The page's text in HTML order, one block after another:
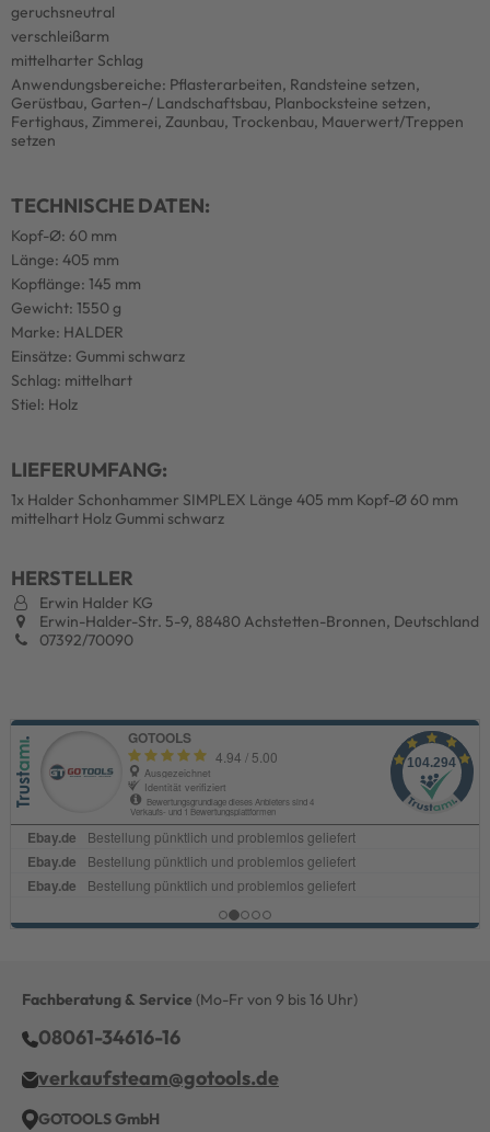
geruchsneutral
verschleißarm
mittelharter Schlag
Anwendungsbereiche: Pflasterarbeiten, Randsteine setzen,
Gerüstbau, Garten-/ Landschaftsbau, Planbocksteine setzen,
Fertighaus, Zimmerei, Zaunbau, Trockenbau, Mauerwert/Treppen
setzen
TECHNISCHE DATEN:
Kopf-Ø: 60 mm
Länge: 405 mm
Kopflänge: 145 mm
Gewicht: 1550 g
Marke: HALDER
Einsätze: Gummi schwarz
Schlag: mittelhart
Stiel: Holz
LIEFERUMFANG:
1x Halder Schonhammer SIMPLEX Länge 405 mm Kopf-Ø 60 mm
mittelhart Holz Gummi schwarz
HERSTELLER
Erwin Halder KG
Erwin-Halder-Str. 5-9, 88480 Achstetten-Bronnen, Deutschland
07392/70090
Fachberatung & Service (Mo-Fr von 9 bis 16 Uhr)
08061-34616-16
verkaufsteam@gotools.de
GOTOOLS GmbH